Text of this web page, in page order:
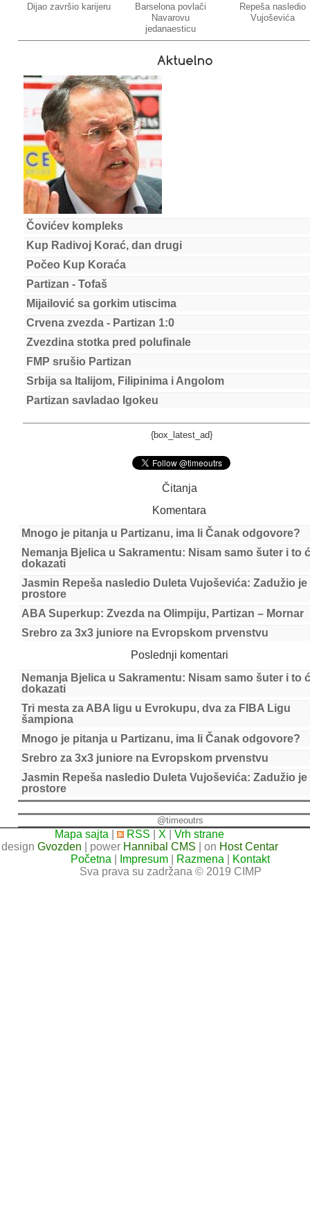
Dijao završio karijeru
Barselona povlači
Navarovu
jedanaesticu
Repeša nasledio
Vujoševića
Aktuelno
Čovićev kompleks
Kup Radivoj Korać, dan drugi
Počeo Kup Koraća
Partizan - Tofaš
Mijailović sa gorkim utiscima
Crvena zvezda - Partizan 1:0
Zvezdina stotka pred polufinale
FMP srušio Partizan
Srbija sa Italijom, Filipinima i Angolom
Partizan savladao Igokeu
{box_latest_ad}
Čitanja
Komentara
Mnogo je pitanja u Partizanu, ima li Čanak odgovore?
Nemanja Bjelica u Sakramentu: Nisam samo šuter i to
dokazati
Jasmin Repeša nasledio Duleta Vujoševića: Zadužio je
prostore
ABA Superkup: Zvezda na Olimpiju, Partizan – Mornar
Srebro za 3x3 juniore na Evropskom prvenstvu
Poslednji komentari
Nemanja Bjelica u Sakramentu: Nisam samo šuter i to
dokazati
Tri mesta za ABA ligu u Evrokupu, dva za FIBA Ligu
šampiona
Mnogo je pitanja u Partizanu, ima li Čanak odgovore?
Srebro za 3x3 juniore na Evropskom prvenstvu
Jasmin Repeša nasledio Duleta Vujoševića: Zadužio je
prostore
@timeoutrs
Mapa sajta | RSS X |Vrh strane
design Gvozden | power Hannibal CMS | on Host Centar
Početna
Impresum Razmena
Kontakt
Sva prava su zadržana © 2019 CIMP